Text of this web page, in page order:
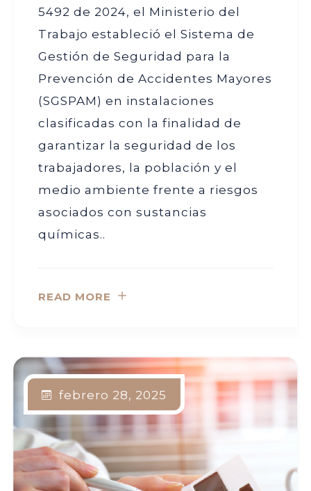
5492 de 2024, el Ministerio del
Trabajo estableció el Sistema de
Gestión de Seguridad para la
Prevención de Accidentes Mayores
(SGSPAM) en instalaciones
clasificadas con la finalidad de
garantizar la seguridad de los
trabajadores, la población y el
medio ambiente frente a riesgos
asociados con sustancias
químicas..
READ MORE
febrero 28, 2025